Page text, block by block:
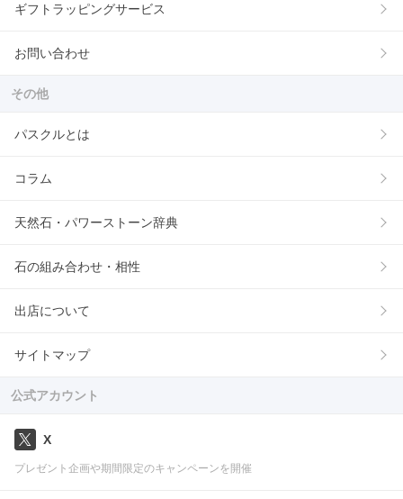
ギフトラッピングサービス
お問い合わせ
その他
パスクルとは
コラム
天然石・パワーストーン辞典
石の組み合わせ・相性
出店について
サイトマップ
公式アカウント
X
プレゼント企画や期間限定のキャンペーンを開催